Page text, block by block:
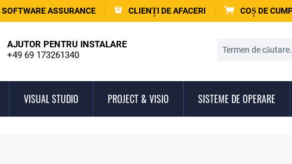
SOFTWARE ASSURANCE CLIENȚI DE AFACERI COȘ DE
AJUTOR PENTRU INSTALARE
+49 69 173261340
VISUAL STUDIO PROJECT & VISIO SISTEME DE OPERARE